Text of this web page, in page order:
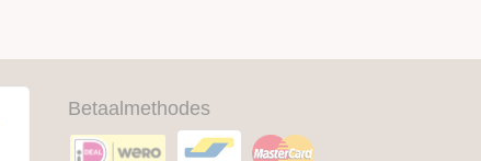
Betaalmethodes